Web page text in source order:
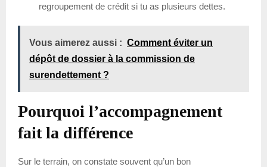
regroupement de crédit si tu as plusieurs dettes.
Vous aimerez aussi : Comment éviter un
dépôt de dossier à la commission de
surendettement ?
Pourquoi l’accompagnement
fait la différence
Sur le terrain, on constate souvent qu’un bon